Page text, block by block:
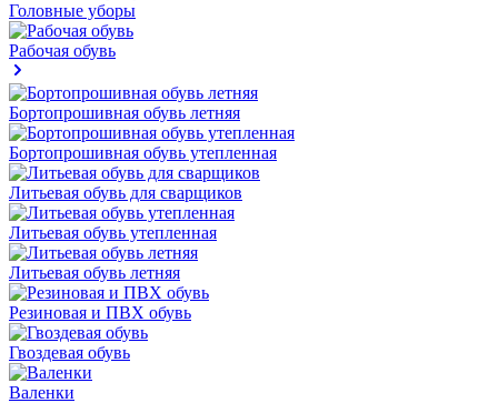
Головные уборы
Рабочая обувь
Бортопрошивная обувь летняя
Бортопрошивная обувь утепленная
Литьевая обувь для сварщиков
Литьевая обувь утепленная
Литьевая обувь летняя
Резиновая и ПВХ обувь
Гвоздевая обувь
Валенки